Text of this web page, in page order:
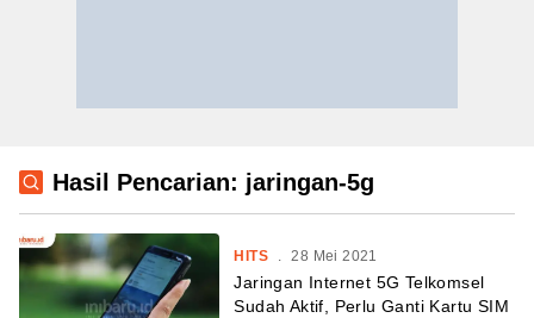
Hasil Pencarian: jaringan-5g
HITS . 28 Mei 2021
Jaringan Internet 5G Telkomsel
Sudah Aktif, Perlu Ganti Kartu SIM